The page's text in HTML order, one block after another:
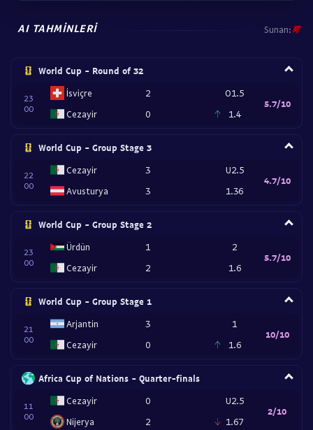
AI TAHMINLERI Sunan:
World Cup - Round of 32
23
00
İsviçre
Cezayir
2
0
O1.5
1.4
5.7/10
World Cup - Group Stage 3
22
00
Cezayir
Avusturya
3
3
U2.5
1.36
4.7/10
World Cup - Group Stage 2
23
00
Ürdün
Cezayir
1
2
2
1.6
5.7/10
World Cup - Group Stage 1
21
00
Arjantin
Cezayir
3
0
1
1.6
10/10
Africa Cup of Nations - Quarter-finals
11
00
Cezayir
Nijerya
0
2
U2.5
1.67
2/10